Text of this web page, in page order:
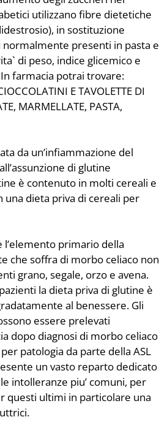
utilizzano fibre dietetiche
in sostituzione
normalmente presenti in pasta e
di peso, indice glicemico e
farmacia potrai trovare:
E TAVOLETTE DI
MARMELLATE, PASTA,
da un’infiammazione del
di glutine
è contenuto in molti cereali e
una dieta priva di cereali per
l’elemento primario della
che soffra di morbo celiaco non
grano, segale, orzo e avena.
la dieta priva di glutine è
al benessere. Gli
essere prelevati
dopo diagnosi di morbo celiaco
patologia da parte della ASL
un vasto reparto dedicato
intolleranze piu’ comuni, per
questi ultimi in particolare una